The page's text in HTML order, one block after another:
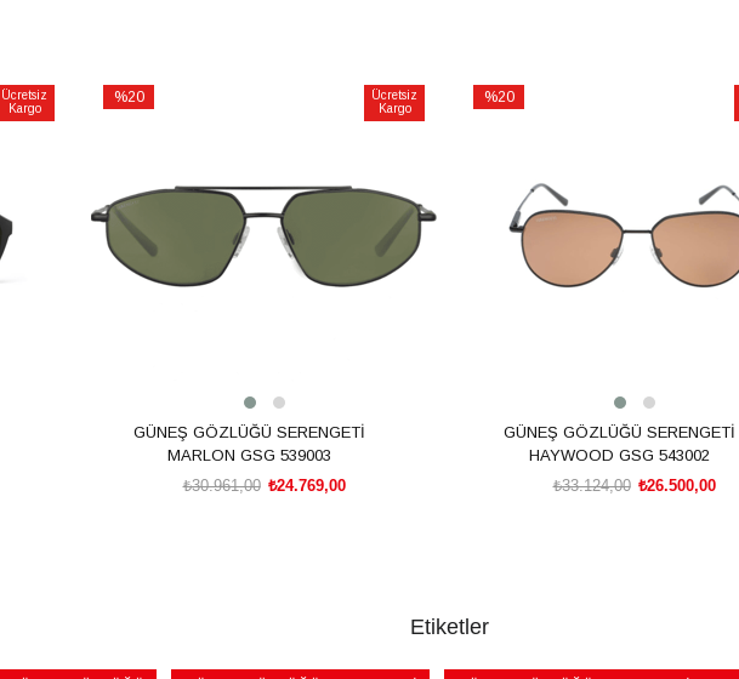
Ücretsiz
Kargo
%20
Ücretsiz
Kargo
GÜNEŞ GÖZLÜĞÜ SERENGETİ
MARLON GSG 539003
₺24.769,00
₺30.961,00
%20
GÜNEŞ GÖZLÜĞÜ SERENGETİ
HAYWOOD GSG 543002
₺26.500,00
₺33.124,00
Etiketler